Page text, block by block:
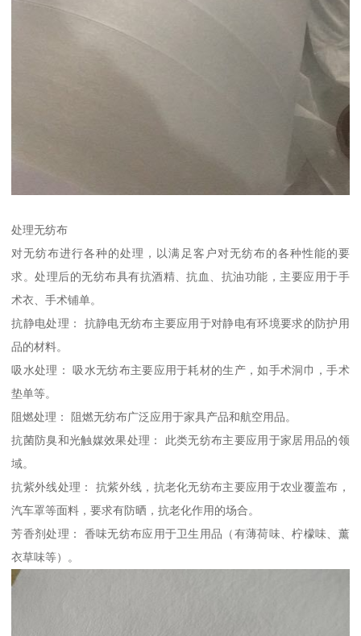
处理无纺布
对无纺布进行各种的处理，以满足客户对无纺布的各种性能的要
求。处理后的无纺布具有抗酒精、抗血、抗油功能，主要应用于手
术衣、手术铺单。
抗静电处理： 抗静电无纺布主要应用于对静电有环境要求的防护用
品的材料。
吸水处理： 吸水无纺布主要应用于耗材的生产，如手术洞巾，手术
垫单等。
阻燃处理： 阻燃无纺布广泛应用于家具产品和航空用品。
抗菌防臭和光触媒效果处理： 此类无纺布主要应用于家居用品的领
域。
抗紫外线处理： 抗紫外线，抗老化无纺布主要应用于农业覆盖布，
汽车罩等面料，要求有防晒，抗老化作用的场合。
芳香剂处理： 香味无纺布应用于卫生用品（有薄荷味、柠檬味、薰
衣草味等）。